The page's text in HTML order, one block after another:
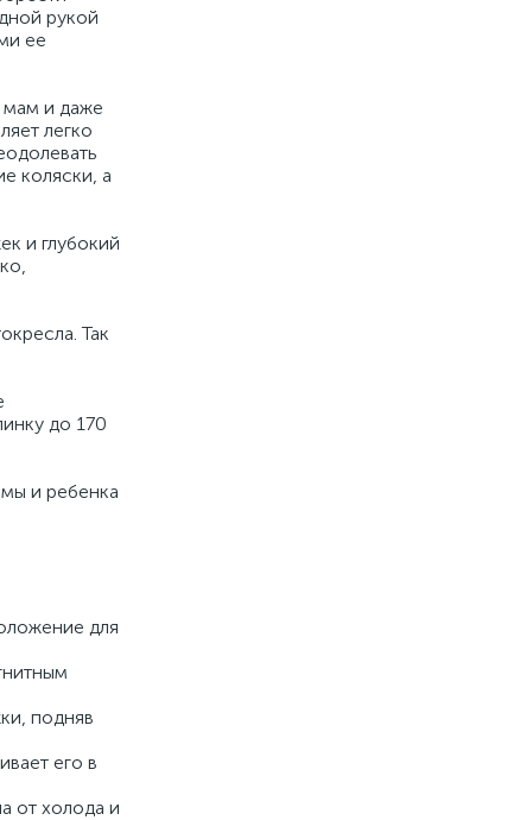
рукой
ее
мам и даже
легко
коляски, а
и глубокий
Так
до 170
и ребенка
для
подняв
его в
от холода и